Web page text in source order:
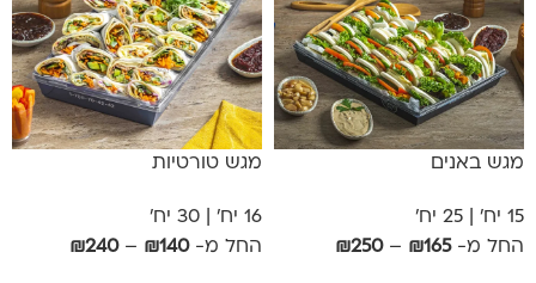
מגש באנים
15 יח' | 25 יח'
החל מ-
₪165
–
₪250
מגש טורטיות
16 יח' | 30 יח'
החל מ-
₪140
–
₪240